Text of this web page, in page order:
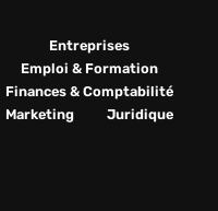
Entreprises
Emploi & Formation
Finances & Comptabilité
Marketing
Juridique